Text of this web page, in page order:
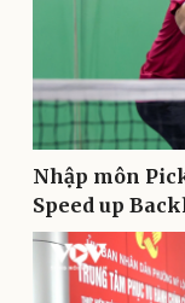
Nhập môn
Speed up